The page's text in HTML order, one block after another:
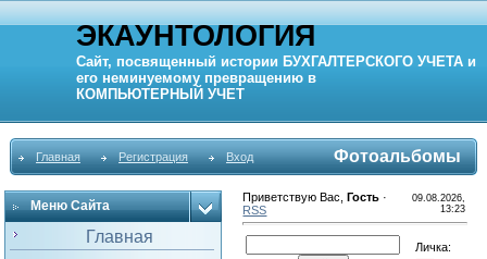
ЭКАУНТОЛОГИЯ
Сайт, посвященный истории БУХГАЛТЕРСКОГО УЧЕТА и
его неминуемому превращению в
КОМПЬЮТЕРНЫЙ УЧЕТ
Главная Регистрация Вход Фотоальбомы
Меню Сайта
Главная
Приветствую Вас ,Гость ·
RSS
09.08.2026,
13:23
Личка: